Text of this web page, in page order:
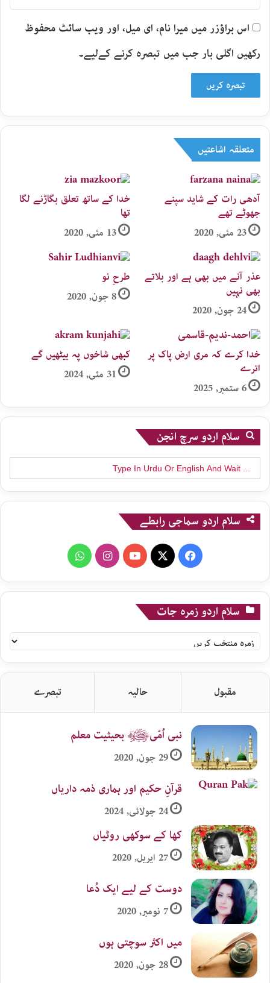
اس براؤزر میں میرا نام، ای میل، اور ویب سائٹ محفوظ
رکھیں اگلی بار جب میں تبصرہ کرنے کےلیے۔
متعلقہ اشاعتیں
آدھی رات کے شاید سپنے
جھوٹے تھے
23 مئی, 2020
خدا کے ساتھ تعلق بگاڑنے لگا
تھا
13 مئی, 2020
عذر آنے میں بھی ہے اور بلاتے
بھی نہیں
24 جون, 2020
طرحِ نو
8 جون, 2020
خدا کرے کہ مری ارض پاک پر
اترے
6 ستمبر, 2025
کبھی شاخوں پہ بیٹھیں گے
31 مئی, 2024
سلام اردو سرچ انجن
Search
for:
سلام اردو سماجی رابطے
Facebook
YouTube
Instagram
WhatsApp
سلام اردو زمرہ جات
سلام
اردو
زمرہ
جات
مقبول حالیہ تبصرے
نبی اُمّیﷺ بحیثیت معلم
29 جون, 2020
قرآنِ حکیم اور ہماری ذمہ داریاں
24 جولائی, 2024
کھا کے سوکھی روٹیاں
27 اپریل, 2020
دوست کے لیے ایک دُعا
7 نومبر, 2020
میں اکثر سوچتی ہوں
28 جون, 2020